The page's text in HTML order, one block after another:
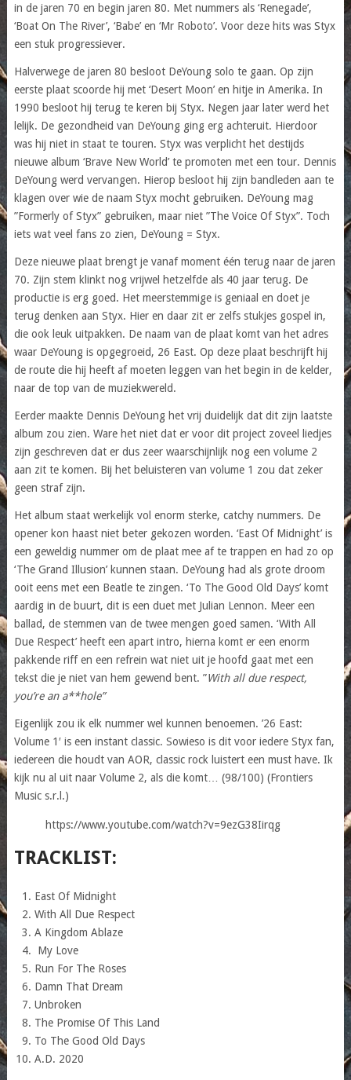
in de jaren 70 en begin jaren 80. Met nummers als ‘Renegade’,
‘Boat On The River’, ‘Babe’ en ‘Mr Roboto’. Voor deze hits was Styx
een stuk progressiever.
Halverwege de jaren 80 besloot DeYoung solo te gaan. Op zijn
eerste plaat scoorde hij met ‘Desert Moon’ en hitje in Amerika. In
1990 besloot hij terug te keren bij Styx. Negen jaar later werd het
lelijk. De gezondheid van DeYoung ging erg achteruit. Hierdoor
was hij niet in staat te touren. Styx was verplicht het destijds
nieuwe album ‘Brave New World’ te promoten met een tour. Dennis
DeYoung werd vervangen. Hierop besloot hij zijn bandleden aan te
klagen over wie de naam Styx mocht gebruiken. DeYoung mag
”Formerly of Styx” gebruiken, maar niet ”The Voice Of Styx”. Toch
iets wat veel fans zo zien, DeYoung = Styx.
Deze nieuwe plaat brengt je vanaf moment één terug naar de jaren
70. Zijn stem klinkt nog vrijwel hetzelfde als 40 jaar terug. De
productie is erg goed. Het meerstemmige is geniaal en doet je
terug denken aan Styx. Hier en daar zit er zelfs stukjes gospel in,
die ook leuk uitpakken. De naam van de plaat komt van het adres
waar DeYoung is opgegroeid, 26 East. Op deze plaat beschrijft hij
de route die hij heeft af moeten leggen van het begin in de kelder,
naar de top van de muziekwereld.
Eerder maakte Dennis DeYoung het vrij duidelijk dat dit zijn laatste
album zou zien. Ware het niet dat er voor dit project zoveel liedjes
zijn geschreven dat er dus zeer waarschijnlijk nog een volume 2
aan zit te komen. Bij het beluisteren van volume 1 zou dat zeker
geen straf zijn.
Het album staat werkelijk vol enorm sterke, catchy nummers. De
opener kon haast niet beter gekozen worden. ‘East Of Midnight’ is
een geweldig nummer om de plaat mee af te trappen en had zo op
‘The Grand Illusion’ kunnen staan. DeYoung had als grote droom
ooit eens met een Beatle te zingen. ‘To The Good Old Days’ komt
aardig in de buurt, dit is een duet met Julian Lennon. Meer een
ballad, de stemmen van de twee mengen goed samen. ‘With All
Due Respect’ heeft een apart intro, hierna komt er een enorm
pakkende riff en een refrein wat niet uit je hoofd gaat met een
tekst die je niet van hem gewend bent. ”With all due respect,
you’re an a**hole”
Eigenlijk zou ik elk nummer wel kunnen benoemen. ’26 East:
Volume 1′ is een instant classic. Sowieso is dit voor iedere Styx fan,
iedereen die houdt van AOR, classic rock luistert een must have. Ik
kijk nu al uit naar Volume 2, als die komt… (98/100) (Frontiers
Music s.r.l.)
https://www.youtube.com/watch?v=9ezG38Iirqg
TRACKLIST:
East Of Midnight
With All Due Respect
A Kingdom Ablaze
My Love
Run For The Roses
Damn That Dream
Unbroken
The Promise Of This Land
To The Good Old Days
A.D. 2020